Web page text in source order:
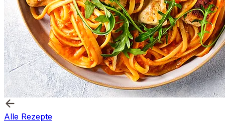
Alle Rezepte